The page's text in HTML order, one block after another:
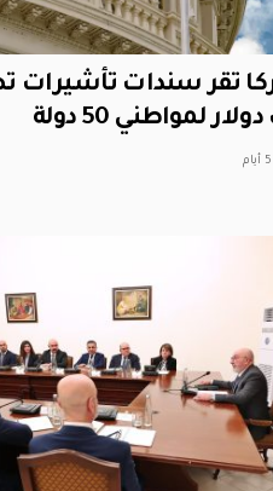
لمواطني 50 دولة